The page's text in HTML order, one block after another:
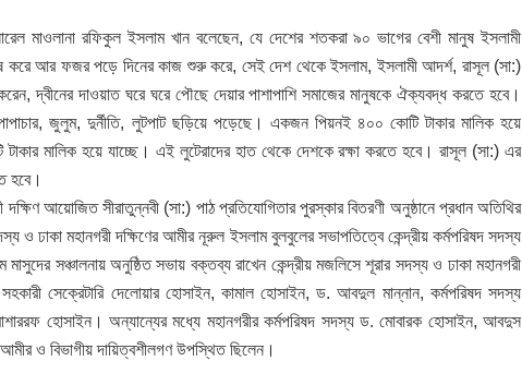
মাওলানা রফিকুল ইসলাম খান বলেছেন, যে দেশের শতকরা ৯০ ভাগের বেশী মানুষ ইসলামী
করে আর ফজর পড়ে দিনের কাজ শুরু করে, সেই দেশ থেকে ইসলাম, ইসলামী আদর্শ, রাসূল (সা:)
দ্বীনের দাওয়াত ঘরে ঘরে পৌছে দেয়ার পাশাপাশি সমাজের মানুষকে ঐক্যবদ্ধ করতে হবে।
জুলুম, দুর্নীতি, লুটপাট ছড়িয়ে পড়েছে। একজন পিয়নই ৪০০ কোটি টাকার মালিক হয়ে
টাকার মালিক হয়ে যাচ্ছে। এই লুটেরাদের হাত থেকে দেশকে রক্ষা করতে হবে। রাসূল (সা:) এর
হবে।
দক্ষিণ আয়োজিত সীরাতুন্নবী (সা:) পাঠ প্রতিযোগিতার পুরস্কার বিতরণী অনুষ্ঠানে প্রধান অতিথির
ও ঢাকা মহানগরী দক্ষিণের আমীর নূরুল ইসলাম বুলবুলের সভাপতিত্বে কেন্দ্রীয় কর্মপরিষদ সদস্য
সঞ্চালনায় অনুষ্ঠিত সভায় বক্তব্য রাখেন কেন্দ্রীয় মজলিসে শূরার সদস্য ও ঢাকা মহানগরী
সেক্রেটারি দেলোয়ার হোসাইন, কামাল হোসাইন, ড. আবদুল মান্নান, কর্মপরিষদ সদস্য
হোসাইন। অন্যান্যের মধ্যে মহানগরীর কর্মপরিষদ সদস্য ড. মোবারক হোসাইন, আবদুস
ও বিভাগীয় দায়িত্বশীলগণ উপস্থিত ছিলেন।